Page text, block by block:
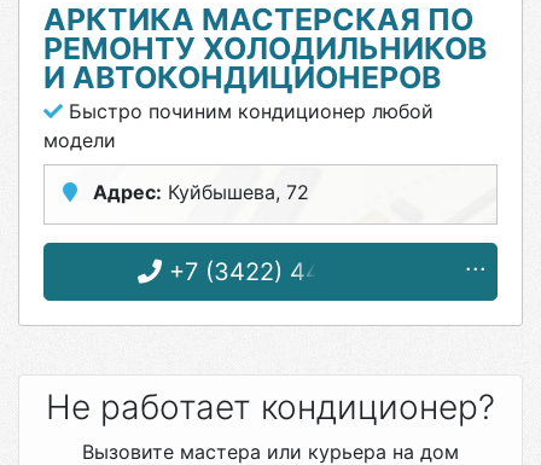
АРКТИКА МАСТЕРСКАЯ ПО
РЕМОНТУ ХОЛОДИЛЬНИКОВ
И АВТОКОНДИЦИОНЕРОВ
Быстро починим кондиционер любой
модели
Адрес: Куйбышева, 72
+7 (3422) 44-08-03
Не работает кондиционер?
Вызовите мастера или курьера на дом